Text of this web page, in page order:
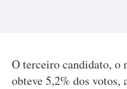
O terceiro candidato, o
obteve 5,2% dos votos,